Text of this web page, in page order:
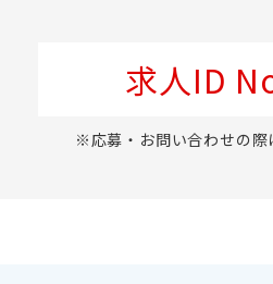
求人ID
※応募・お問い合わせの